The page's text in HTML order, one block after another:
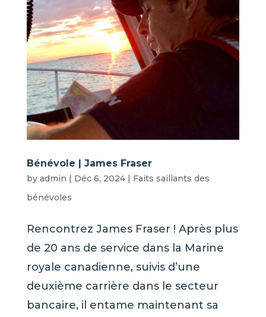
Bénévole | James Fraser
by admin | Déc 6, 2024| Faits saillants des
bénévoles
Rencontrez James Fraser ! Après plus
de 20 ans de service dans la Marine
royale canadienne, suivis d’une
deuxième carrière dans le secteur
bancaire, il entame maintenant sa